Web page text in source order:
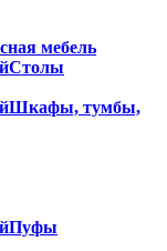
мебель
Столы
Шкафы, тумбы,
Пуфы